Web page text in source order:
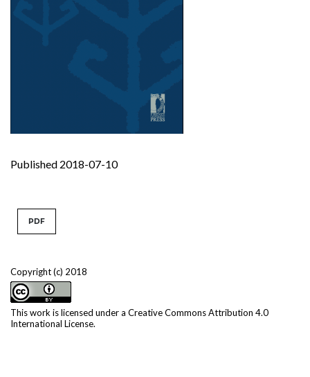
Published 2018-07-10
Copyright (c) 2018
This work is licensed under a Creative Commons Attribution 4.0
International License.
PDF